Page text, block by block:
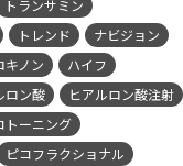
トランサミン
トレンド
ナビジョン
キノン
ハイフ
ロン酸
ヒアルロン酸注射
トーニング
ピコフラクショナル